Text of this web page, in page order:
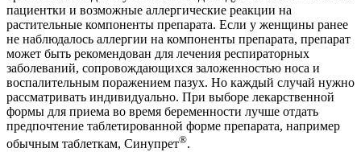
пациентки и возможные аллергические реакции на
растительные компоненты препарата. Если у женщины ранее
не наблюдалось аллергии на компоненты препарата, препарат
может быть рекомендован для лечения респираторных
заболеваний, сопровождающихся заложенностью носа и
воспалительным поражением пазух. Но каждый случай нужно
рассматривать индивидуально. При выборе лекарственной
формы для приема во время беременности лучше отдать
предпочтение таблетированной форме препарата, например
обычным таблеткам, Синупрет®.